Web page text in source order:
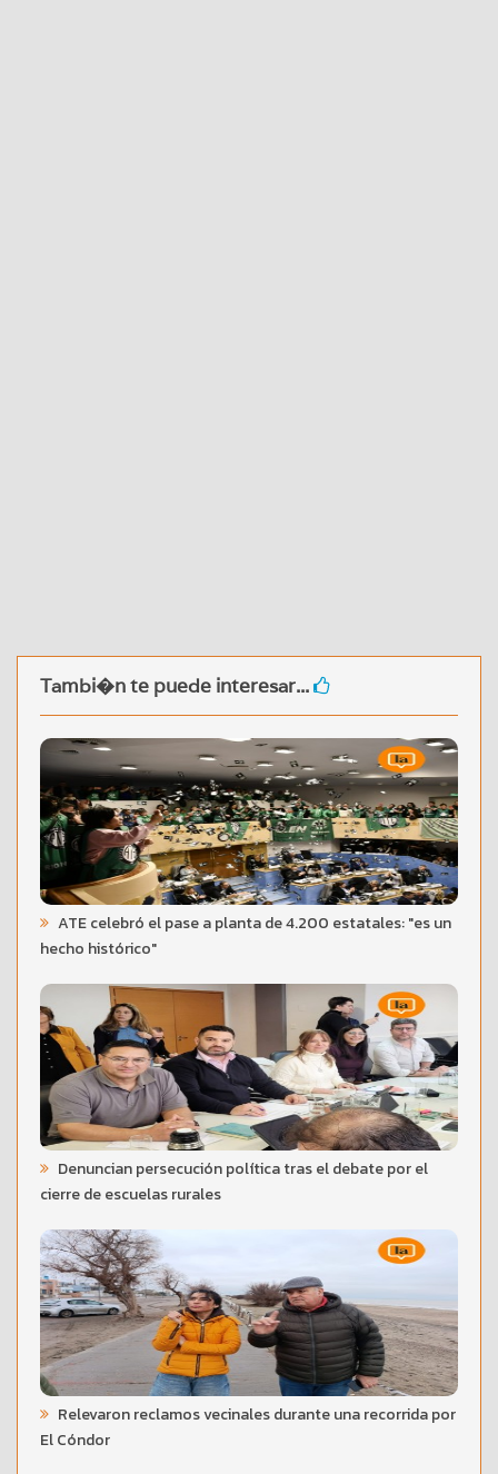
Tambi�n te puede interesar...
ATE celebró el pase a planta de 4.200 estatales: "es un
hecho histórico"
Denuncian persecución política tras el debate por el
cierre de escuelas rurales
Relevaron reclamos vecinales durante una recorrida por
El Cóndor